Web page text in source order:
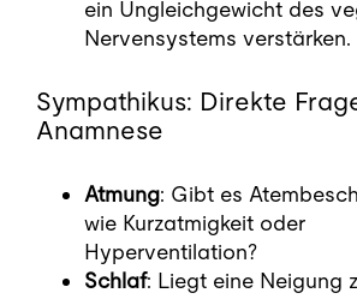
ein Ungleichgewicht des
Nervensystems verstärken.
Sympathikus: Direkte
Anamnese
Atmung: Gibt es
wie Kurzatmigkeit oder
Hyperventilation?
Schlaf: Liegt eine Neigung